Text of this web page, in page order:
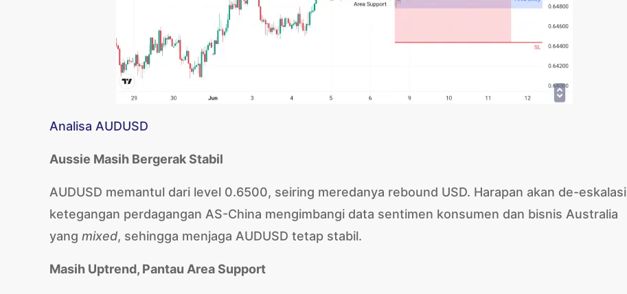
Analisa AUDUSD
Aussie Masih Bergerak Stabil
AUDUSD memantul dari level 0.6500, seiring meredanya rebound USD. Harapan akan de-eskalasi
ketegangan perdagangan AS-China mengimbangi data sentimen konsumen dan bisnis Australia
yang mixed, sehingga menjaga AUDUSD tetap stabil.
Masih Uptrend, Pantau Area Support